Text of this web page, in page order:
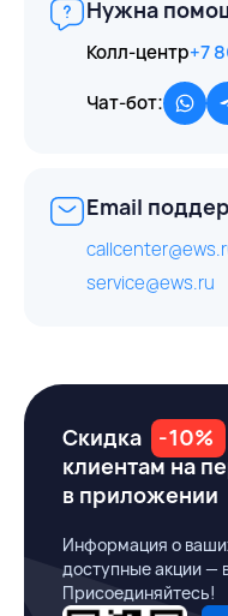
Нужна
Колл-центр+7
Чат-бот:
Email
service@ews.ru
Скидка -10%
клиентам на
в приложении
Информация о
доступные акции —
Присоединяйтесь!